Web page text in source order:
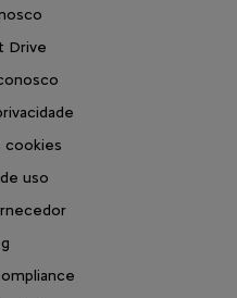
Drive
cookies
uso